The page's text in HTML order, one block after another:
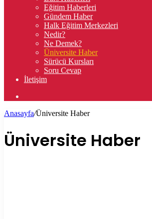
Eğitim Haberleri
Gündem Haber
Halk Eğitim Merkezleri
Nedir?
Ne Demek?
Üniversite Haber
Sürücü Kursları
Soru Cevap
İletişim
...
Anasayfa/Üniversite Haber
Üniversite Haber